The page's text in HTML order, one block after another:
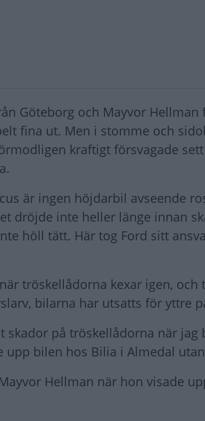
Göteborg och Mayvor
fina ut. Men i stomme och
kraftigt försvagade
är ingen höjdarbil avseende
dröjde inte heller länge innan
höll tätt. Här tog Ford sitt
tröskellådorna kexar igen,
bilarna har utsatts för yttre
skador på tröskellådorna när jag
upp bilen hos Bilia i Almedal
Hellman när hon visade